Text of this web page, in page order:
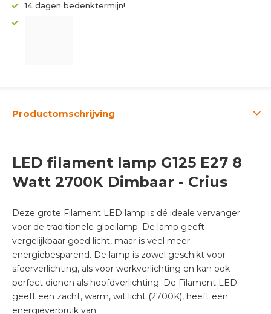
14 dagen bedenktermijn!
Productomschrijving
LED filament lamp G125 E27 8
Watt 2700K Dimbaar - Crius
Deze grote Filament LED lamp is dé ideale vervanger
voor de traditionele gloeilamp. De lamp geeft
vergelijkbaar goed licht, maar is veel meer
energiebesparend. De lamp is zowel geschikt voor
sfeerverlichting, als voor werkverlichting en kan ook
perfect dienen als hoofdverlichting. De Filament LED
geeft een zacht, warm, wit licht (2700K), heeft een
energieverbruik van